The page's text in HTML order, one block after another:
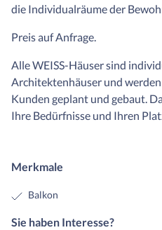
die Individualräume der
Preis auf Anfrage.
Alle WEISS-Häuser sind
Architektenhäuser und
Kunden geplant und gebaut.
Ihre Bedürfnisse und Ihren
Merkmale
Balkon
Sie haben Interesse?